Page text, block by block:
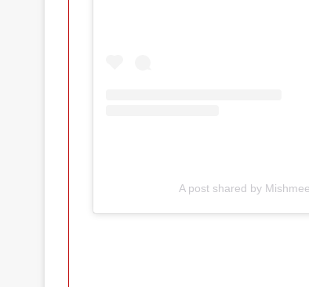
A post shared by